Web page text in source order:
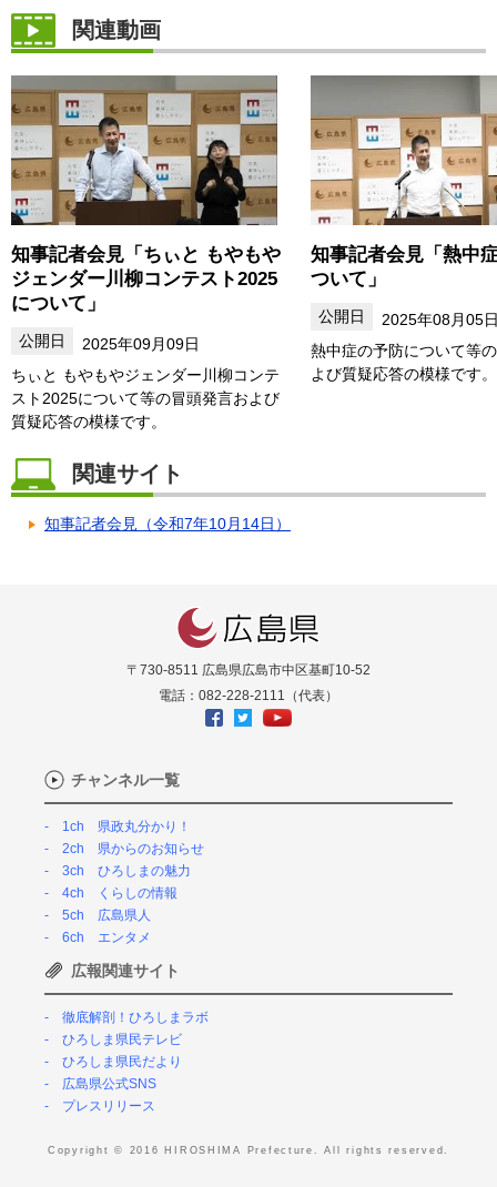
関連動画
知事記者会見「ちぃと もやもや
ジェンダー川柳コンテスト2025
について」
2025年09月09日
ちぃと もやもやジェンダー川柳コンテ
スト2025について等の冒頭発言および
質疑応答の模様です。
知事記者会見「熱中
ついて」
2025年08月05
熱中症の予防について等
よび質疑応答の模様です。
関連サイト
知事記者会見（令和7年10月14日）
〒730-8511 広島県広島市中区基町10-52
電話：082-228-2111（代表）
チャンネル一覧
1ch 県政丸分かり！
2ch 県からのお知らせ
3ch ひろしまの魅力
4ch くらしの情報
5ch 広島県人
6ch エンタメ
広報関連サイト
徹底解剖！ひろしまラボ
ひろしま県民テレビ
ひろしま県民だより
広島県公式SNS
プレスリリース
Copyright © 2016 HIROSHIMA Prefecture. All rights reserved.